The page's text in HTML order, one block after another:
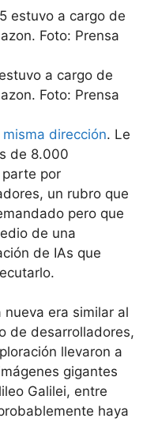
a cargo de
Foto: Prensa
dirección. Le
de 8.000
por
un rubro que
pero que
de una
de IAs que
era similar al
de desarrolladores,
llevaron a
gigantes
Galilei, entre
haya